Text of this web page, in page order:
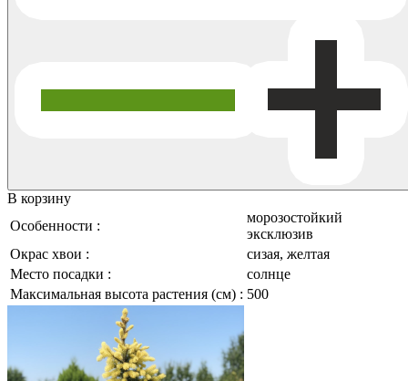
В корзину
Особенности :
морозостойкий
эксклюзив
Окрас хвои :
сизая, желтая
Место посадки :
солнце
Максимальная высота растения (см) : 500